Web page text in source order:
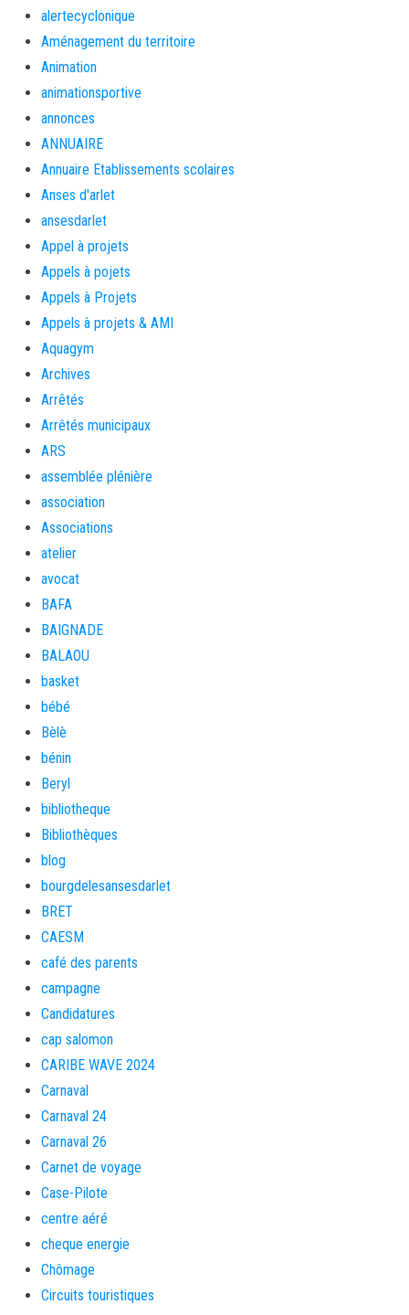
alertecyclonique
Aménagement du territoire
Animation
animationsportive
annonces
ANNUAIRE
Annuaire Etablissements scolaires
Anses d'arlet
ansesdarlet
Appel à projets
Appels à pojets
Appels à Projets
Appels à projets & AMI
Aquagym
Archives
Arrêtés
Arrêtés municipaux
ARS
assemblée plénière
association
Associations
atelier
avocat
BAFA
BAIGNADE
BALAOU
basket
bébé
Bèlè
bénin
Beryl
bibliotheque
Bibliothèques
blog
bourgdelesansesdarlet
BRET
CAESM
café des parents
campagne
Candidatures
cap salomon
CARIBE WAVE 2024
Carnaval
Carnaval 24
Carnaval 26
Carnet de voyage
Case-Pilote
centre aéré
cheque energie
Chômage
Circuits touristiques